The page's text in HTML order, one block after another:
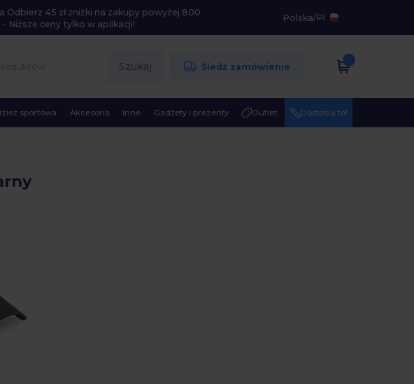
Odbierz 45 zł zniżki na zakupy powyżej 800
- Niższe ceny tylko w aplikacji!
Polska/Pl
Szukaj Śledź zamówienie
sportowa Akcesoria Inne Gadżety i prezenty Outlet Dostosuj to!